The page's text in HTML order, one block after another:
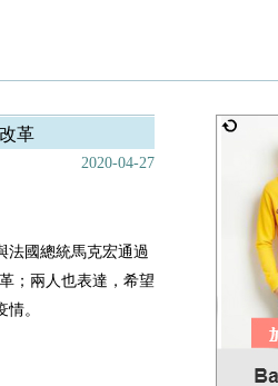
革
2020-04-27
法國總統馬克宏通過
；兩人也表達，希望
。